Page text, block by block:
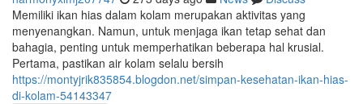
Memiliki ikan hias dalam kolam merupakan aktivitas yang
menyenangkan. Namun, untuk menjaga ikan tetap sehat dan
bahagia, penting untuk memperhatikan beberapa hal krusial.
Pertama, pastikan air kolam selalu bersih
https://montyjrik835854.blogdon.net/simpan-kesehatan-ikan-hias-
di-kolam-54143347